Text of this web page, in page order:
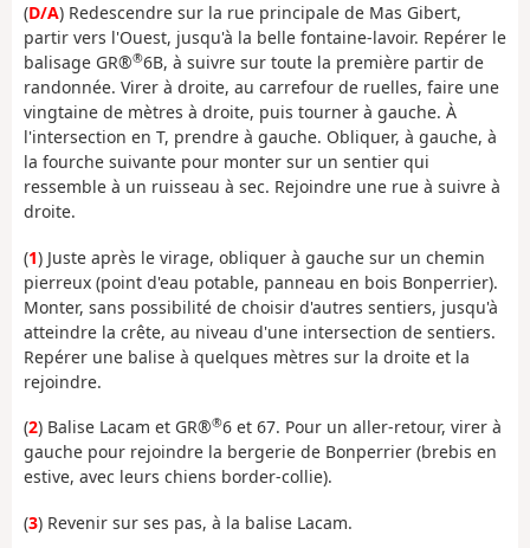
(D/A) Redescendre sur la rue principale de Mas Gibert,
partir vers l'Ouest, jusqu'à la belle fontaine-lavoir. Repérer le
balisage GR®®6B, à suivre sur toute la première partir de
randonnée. Virer à droite, au carrefour de ruelles, faire une
vingtaine de mètres à droite, puis tourner à gauche. À
l'intersection en T, prendre à gauche. Obliquer, à gauche, à
la fourche suivante pour monter sur un sentier qui
ressemble à un ruisseau à sec. Rejoindre une rue à suivre à
droite.
(1) Juste après le virage, obliquer à gauche sur un chemin
pierreux (point d'eau potable, panneau en bois Bonperrier).
Monter, sans possibilité de choisir d'autres sentiers, jusqu'à
atteindre la crête, au niveau d'une intersection de sentiers.
Repérer une balise à quelques mètres sur la droite et la
rejoindre.
(2) Balise Lacam et GR®®6 et 67. Pour un aller-retour, virer à
gauche pour rejoindre la bergerie de Bonperrier (brebis en
estive, avec leurs chiens border-collie).
(3) Revenir sur ses pas, à la balise Lacam.